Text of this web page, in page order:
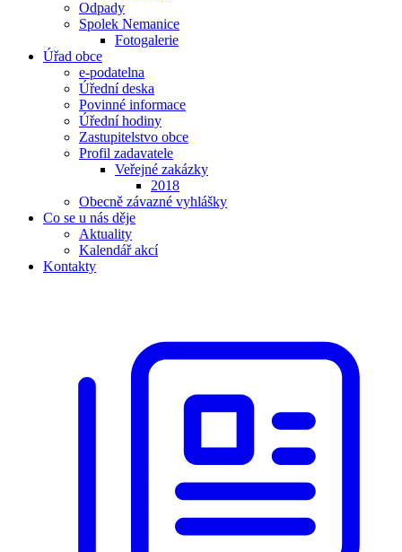
Odpady
Spolek Nemanice
Fotogalerie
Úřad obce
e-podatelna
Úřední deska
Povinné informace
Úřední hodiny
Zastupitelstvo obce
Profil zadavatele
Veřejné zakázky
2018
Obecně závazné vyhlášky
Co se u nás děje
Aktuality
Kalendář akcí
Kontakty